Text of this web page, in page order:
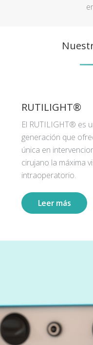
RUTILIGHT®
El RUTILIGHT® es
generación que
única en
cirujano la máxima
intraoperatorio.
Leer más